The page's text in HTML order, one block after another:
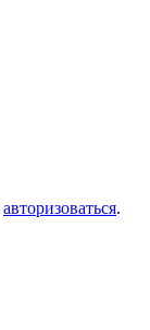
авторизоваться.